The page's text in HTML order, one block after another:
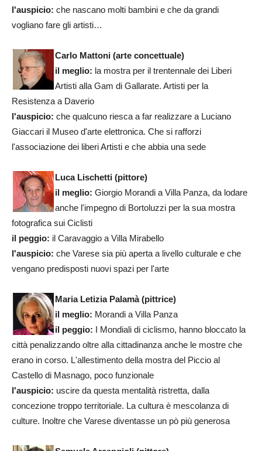
l'auspicio: che nascano molti bambini e che da grandi
vogliano fare gli artisti…
Carlo Mattoni (arte concettuale)
il meglio: la mostra per il trentennale dei Liberi
Artisti alla Gam di Gallarate. Artisti per la
Resistenza a Daverio
l'auspicio: che qualcuno riesca a far realizzare a Luciano
Giaccari il Museo d'arte elettronica. Che si rafforzi
l'associazione dei liberi Artisti e che abbia una sede
Luca Lischetti (pittore)
il meglio: Giorgio Morandi a Villa Panza, da lodare
anche l'impegno di Bortoluzzi per la sua mostra
fotografica sui Ciclisti
il peggio: il Caravaggio a Villa Mirabello
l'auspicio: che Varese sia più aperta a livello culturale e che
vengano predisposti nuovi spazi per l'arte
Maria Letizia Palamà (pittrice)
il meglio: Morandi a Villa Panza
il peggio: I Mondiali di ciclismo, hanno bloccato la
città penalizzando oltre alla cittadinanza anche le mostre che
erano in corso. L'allestimento della mostra del Piccio al
Castello di Masnago, poco funzionale
l'auspicio: uscire da questa mentalità ristretta, dalla
concezione troppo territoriale. La cultura è mescolanza di
culture. Inoltre che Varese diventasse un pò più generosa